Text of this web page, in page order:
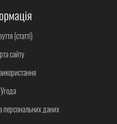
(статті)
сайту
Угода
персональних даних